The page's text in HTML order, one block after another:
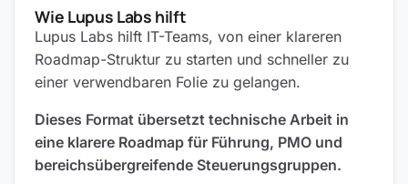
Wie Lupus Labs hilft
Lupus Labs hilft IT-Teams, von einer klareren
Roadmap-Struktur zu starten und schneller zu
einer verwendbaren Folie zu gelangen.
Dieses Format übersetzt technische Arbeit in
eine klarere Roadmap für Führung, PMO und
bereichsübergreifende Steuerungsgruppen.